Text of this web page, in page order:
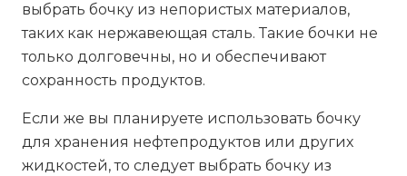
выбрать бочку из непористых материалов,
таких как нержавеющая сталь. Такие бочки не
только долговечны, но и обеспечивают
сохранность продуктов.
Если же вы планируете использовать бочку
для хранения нефтепродуктов или других
жидкостей, то следует выбрать бочку из